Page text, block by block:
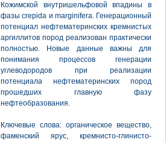
Кожимской внутришельфовой впадины в
фазы crepida и marginifera. Генерационный
потенциал нефтематеринских кремнистых
аргиллитов пород реализован практически
полностью. Новые данные важны для
понимания процессов генерации
углеводородов при реализации
потенциала нефтематеринских пород
прошедших главную фазу
нефтеобразования.
Ключевые слова: органическое вещество,
фаменский ярус, кремнисто-глинисто-